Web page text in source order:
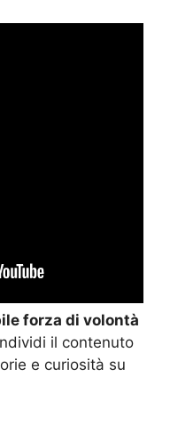
forza di volontà
il contenuto
e curiosità su